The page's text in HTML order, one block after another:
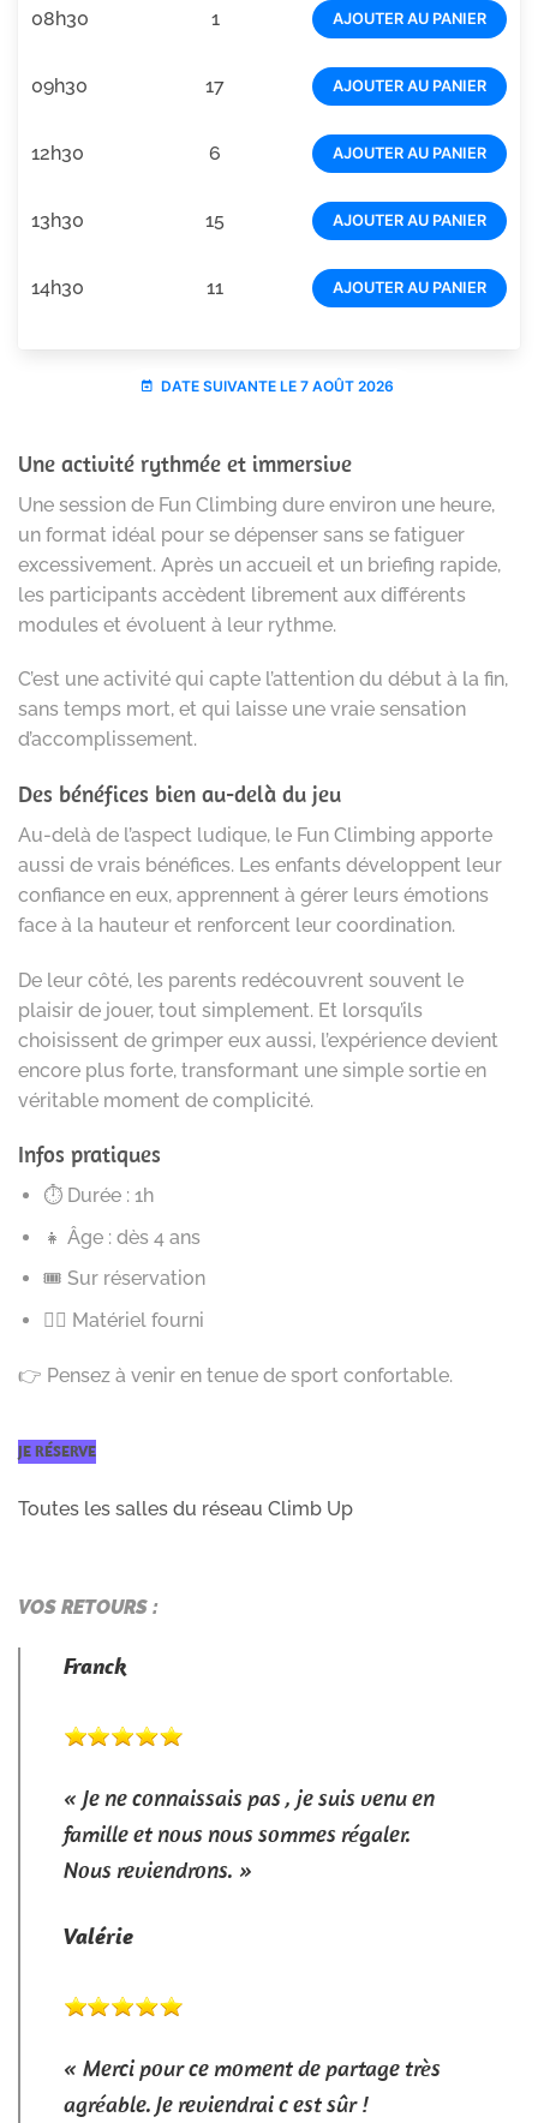
Une activité rythmée et immersive
Une session de Fun Climbing dure environ une heure,
un format idéal pour se dépenser sans se fatiguer
excessivement. Après un accueil et un briefing rapide,
les participants accèdent librement aux différents
modules et évoluent à leur rythme.
C’est une activité qui capte l’attention du début à la fin,
sans temps mort, et qui laisse une vraie sensation
d’accomplissement.
Des bénéfices bien au-delà du jeu
Au-delà de l’aspect ludique, le Fun Climbing apporte
aussi de vrais bénéfices. Les enfants développent leur
confiance en eux, apprennent à gérer leurs émotions
face à la hauteur et renforcent leur coordination.
De leur côté, les parents redécouvrent souvent le
plaisir de jouer, tout simplement. Et lorsqu’ils
choisissent de grimper eux aussi, l’expérience devient
encore plus forte, transformant une simple sortie en
véritable moment de complicité.
Infos pratiques
⏱ Durée : 1h
👧 Âge : dès 4 ans
🎟 Sur réservation
🧗‍♂️ Matériel fourni
👉 Pensez à venir en tenue de sport confortable.
JE RÉSERVE
Toutes les salles du réseau Climb Up
VOS RETOURS :
Franck
« Je ne connaissais pas , je suis venu en
famille et nous nous sommes régaler.
Nous reviendrons. »
Valérie
« Merci pour ce moment de partage très
agréable. Je reviendrai c est sûr !